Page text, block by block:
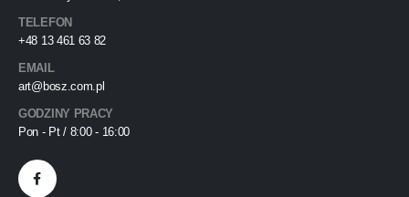
TELEFON
+48 13 461 63 82
EMAIL
art@bosz.com.pl
GODZINY PRACY
Pon - Pt / 8:00 - 16:00